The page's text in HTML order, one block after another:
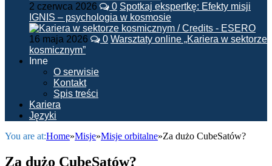
2 czerwca 2026 0 Spotkaj ekspertkę: Efekty misji
IGNIS – psychologia w kosmosie
16 maja 2026 0 Warsztaty online „Kariera w sektorze
kosmicznym”
Inne
O serwisie
Kontakt
Spis treści
Kariera
Języki
You are at:Home»Misje»Misje orbitalne»Za dużo CubeSatów?
Za dużo CubeSatów?